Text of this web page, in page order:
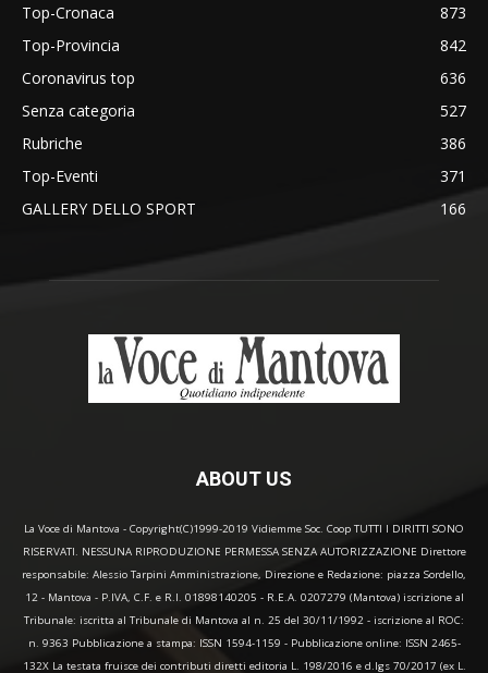
Top-Cronaca
873
Top-Provincia
842
Coronavirus top
636
Senza categoria
527
Rubriche
386
Top-Eventi
371
GALLERY DELLO SPORT
166
ABOUT US
La Voce di Mantova - Copyright(C)1999-2019 Vidiemme Soc. Coop TUTTI I DIRITTI SONO
RISERVATI. NESSUNA RIPRODUZIONE PERMESSA SENZA AUTORIZZAZIONE Direttore
responsabile: Alessio Tarpini Amministrazione, Direzione e Redazione: piazza Sordello,
12 - Mantova - P.IVA, C.F. e R.I. 01898140205 - R.E.A. 0207279 (Mantova) iscrizione al
Tribunale: iscritta al Tribunale di Mantova al n. 25 del 30/11/1992 - iscrizione al ROC:
n. 9363 Pubblicazione a stampa: ISSN 1594-1159 - Pubblicazione online: ISSN 2465-
132X La testata fruisce dei contributi diretti editoria L. 198/2016 e d.lgs 70/2017 (ex L.